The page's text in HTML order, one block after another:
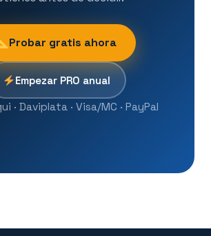
Probar gratis ahora
Empezar PRO anual
· Daviplata · Visa/MC · PayPal